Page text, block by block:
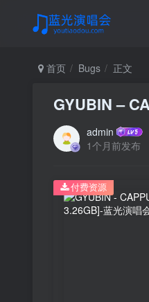
首页 Bugs 正文
GYUBIN –
admin
1个月前发布
付费资源